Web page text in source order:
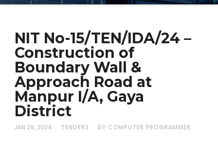
NIT No-15/TEN/IDA/24 –
Construction of
Boundary Wall &
Approach Road at
Manpur I/A, Gaya
District
JAN 29, 2024 TENDERS BY COMPUTER PROGRAMMER